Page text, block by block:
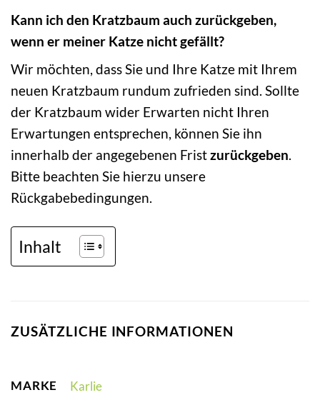
Kann ich den Kratzbaum auch zurückgeben,
wenn er meiner Katze nicht gefällt?
Wir möchten, dass Sie und Ihre Katze mit Ihrem
neuen Kratzbaum rundum zufrieden sind. Sollte
der Kratzbaum wider Erwarten nicht Ihren
Erwartungen entsprechen, können Sie ihn
innerhalb der angegebenen Fristzurückgeben.
Bitte beachten Sie hierzu unsere
Rückgabebedingungen.
Inhalt
ZUSÄTZLICHE INFORMATIONEN
MARKE Karlie